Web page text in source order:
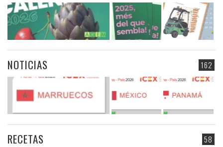
162
NOTICIAS
58
RECETAS